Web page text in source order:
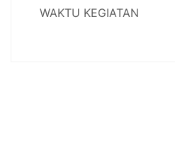
WAKTU KEGIATAN